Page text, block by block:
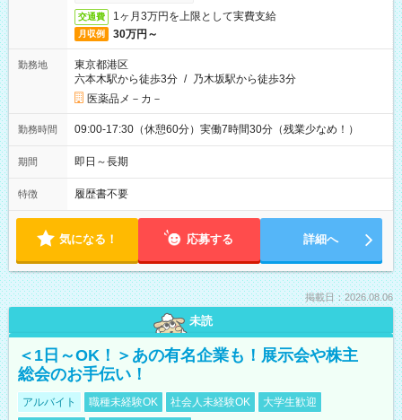
交通費 1ヶ月3万円を上限として実費支給
月収例 30万円～
勤務地
東京都港区
六本木駅から徒歩3分 / 乃木坂駅から徒歩3分
医薬品メ－カ－
勤務時間 09:00-17:30（休憩60分）実働7時間30分（残業少なめ！）
期間 即日～長期
特徴 履歴書不要
気になる！ 応募する 詳細へ
掲載日：2026.08.06
未読
＜1日～OK！＞あの有名企業も！展示会や株主
総会のお手伝い！
アルバイト 職種未経験OK 社会人未経験OK
大学生歓迎